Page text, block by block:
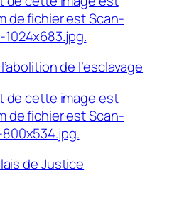
de l’esclavage
de Justice